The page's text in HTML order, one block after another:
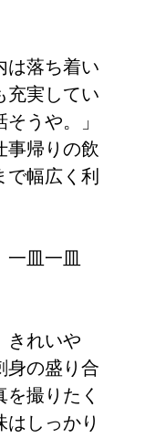
は落ち着い
充実してい
うや。」
事帰りの飲
で幅広く利
一皿一皿
きれいや
身の盛り合
撮りたく
しっかり